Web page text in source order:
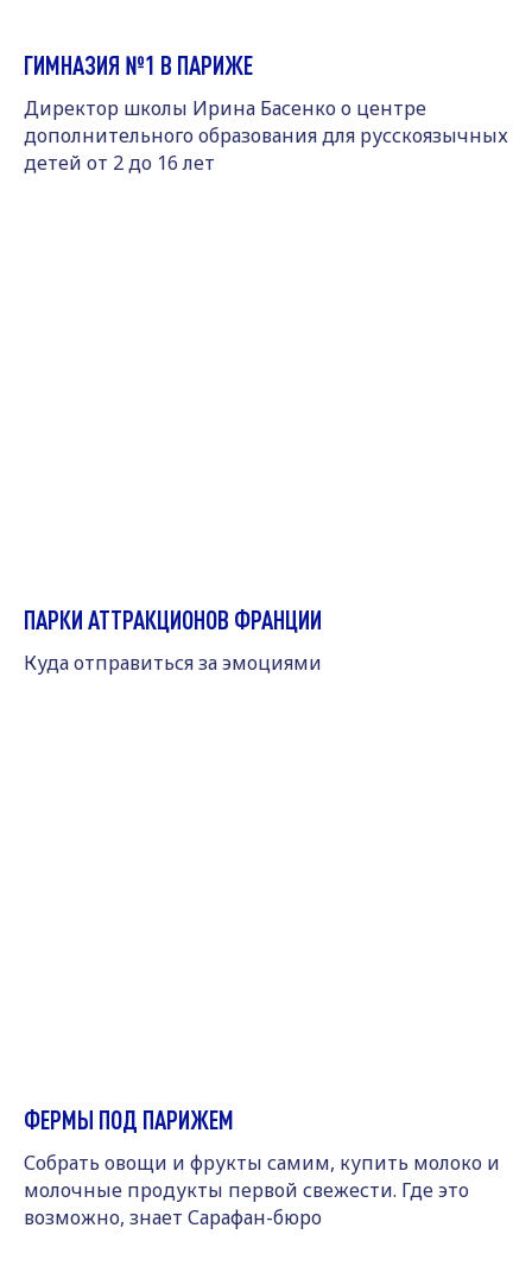
ГИМНАЗИЯ №1 В ПАРИЖЕ
Директор школы Ирина Басенко о центре
дополнительного образования для русскоязычных
детей от 2 до 16 лет
ПАРКИ АТТРАКЦИОНОВ ФРАНЦИИ
Куда отправиться за эмоциями
ФЕРМЫ ПОД ПАРИЖЕМ
Собрать овощи и фрукты самим, купить молоко и
молочные продукты первой свежести. Где это
возможно, знает Сарафан-бюро